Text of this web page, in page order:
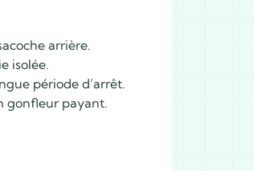
arrière.
isolée.
période d’arrêt.
gonfleur payant.